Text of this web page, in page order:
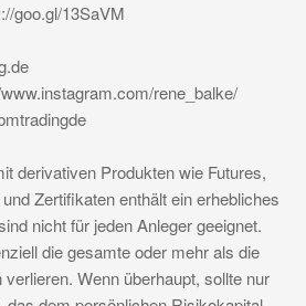
goo.gl/13SaVM
rene_balke/
derivativen Produkten wie Futures,
Zertifikaten enthält ein erhebliches
nicht für jeden Anleger geeignet.
die gesamte oder mehr als die
Wenn überhaupt, sollte nur